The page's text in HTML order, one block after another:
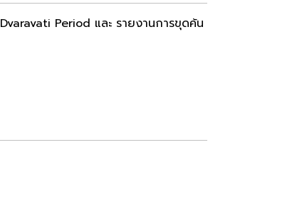
Period และ รายงานการขุดค้น